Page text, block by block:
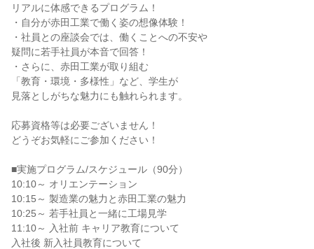
リアルに体感できるプログラム！
・自分が赤田工業で働く姿の想像体験！
・社員との座談会では、働くことへの不安や
疑問に若手社員が本音で回答！
・さらに、赤田工業が取り組む
「教育・環境・多様性」など、学生が
見落としがちな魅力にも触れられます。
応募資格等は必要ございません！
どうぞお気軽にご参加ください！
■実施プログラム/スケジュール（90分）
10:10～ オリエンテーション
10:15～ 製造業の魅力と赤田工業の魅力
10:25～ 若手社員と一緒に工場見学
11:10～ 入社前 キャリア教育について
入社後 新入社員教育について